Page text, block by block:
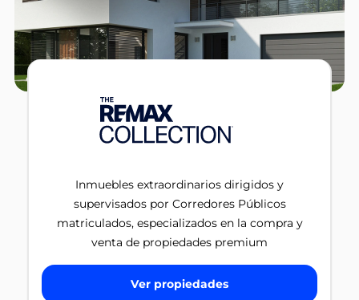
Inmuebles extraordinarios dirigidos y
supervisados por Corredores Públicos
matriculados, especializados en la compra y
venta de propiedades premium
Ver propiedades